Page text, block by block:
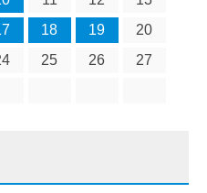
18 19
20
25 26
27